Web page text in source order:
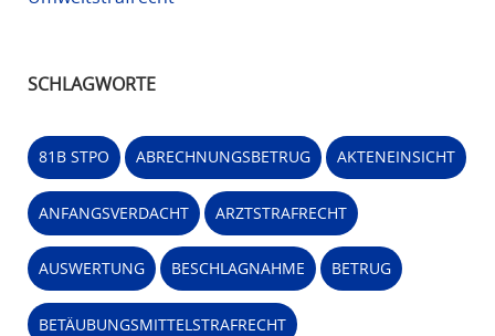
SCHLAGWORTE
81B STPO ABRECHNUNGSBETRUG AKTENEINSICHT
ANFANGSVERDACHT ARZTSTRAFRECHT
AUSWERTUNG BESCHLAGNAHME BETRUG
BETÄUBUNGSMITTELSTRAFRECHT